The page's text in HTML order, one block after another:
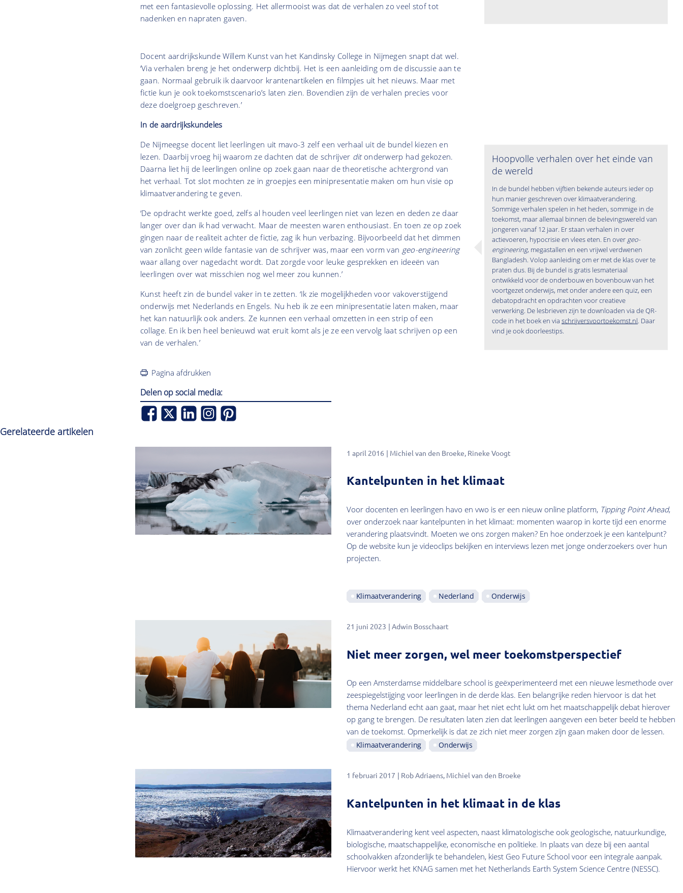
met een fantasievolle oplossing. Het allermooist was dat de verhalen zo veel stof tot
nadenken en napraten gaven.
Docent aardrijkskunde Willem Kunst van het Kandinsky College in Nijmegen snapt dat wel.
‘Via verhalen breng je het onderwerp dichtbij. Het is een aanleiding om de discussie aan te
gaan. Normaal gebruik ik daarvoor krantenartikelen en filmpjes uit het nieuws. Maar met
fictie kun je ook toekomstscenario’s laten zien. Bovendien zijn de verhalen precies voor
deze doelgroep geschreven.’
In de aardrijkskundeles
De Nijmeegse docent liet leerlingen uit mavo-3 zelf een verhaal uit de bundel kiezen en
lezen. Daarbij vroeg hij waarom ze dachten dat de schrijver ditonderwerp had gekozen.
Daarna liet hij de leerlingen online op zoek gaan naar de theoretische achtergrond van
het verhaal. Tot slot mochten ze in groepjes een minipresentatie maken om hun visie op
klimaatverandering te geven.
‘De opdracht werkte goed, zelfs al houden veel leerlingen niet van lezen en deden ze daar
langer over dan ik had verwacht. Maar de meesten waren enthousiast. En toen ze op zoek
gingen naar de realiteit achter de fictie, zag ik hun verbazing. Bijvoorbeeld dat het dimmen
van zonlicht geen wilde fantasie van de schrijver was, maar een vorm van geo-engineering
waar allang over nagedacht wordt. Dat zorgde voor leuke gesprekken en ideeën van
leerlingen over wat misschien nog wel meer zou kunnen.’
Kunst heeft zin de bundel vaker in te zetten. ‘Ik zie mogelijkheden voor vakoverstijgend
onderwijs met Nederlands en Engels. Nu heb ik ze een minipresentatie laten maken, maar
het kan natuurlijk ook anders. Ze kunnen een verhaal omzetten in een strip of een
collage. En ik ben heel benieuwd wat eruit komt als je ze een vervolg laat schrijven op een
van de verhalen.’
Hoopvolle verhalen over het einde van
de wereld
In de bundel hebben vijftien bekende auteurs ieder op
hun manier geschreven over klimaatverandering.
Sommige verhalen spelen in het heden, sommige in de
toekomst, maar allemaal binnen de belevingswereld van
jongeren vanaf 12 jaar. Er staan verhalen in over
actievoeren, hypocrisie en vlees eten. En over geo-
engineering, megastallen en een vrijwel verdwenen
Bangladesh. Volop aanleiding om er met de klas over te
praten dus. Bij de bundel is gratis lesmateriaal
ontwikkeld voor de onderbouw en bovenbouw van het
voortgezet onderwijs, met onder andere een quiz, een
debatopdracht en opdrachten voor creatieve
verwerking. De lesbrieven zijn te downloaden via de QR-
code in het boek en viaschrijversvoortoekomst.nl. Daar
vind je ook doorleestips.
Pagina afdrukken
Delen op social media:
Gerelateerde artikelen
1 april 2016 Michiel van den Broeke Rineke Voogt
Kantelpunten in het klimaat
Voor docenten en leerlingen havo en vwo is er een nieuw online platform, Tipping Point Ahead,
over onderzoek naar kantelpunten in het klimaat: momenten waarop in korte tijd een enorme
verandering plaatsvindt. Moeten we ons zorgen maken? En hoe onderzoek je een kantelpunt?
Op de website kun je videoclips bekijken en interviews lezen met jonge onderzoekers over hun
projecten.
Klimaatverandering Nederland Onderwijs
21 juni 2023 Adwin Bosschaart
Niet meer zorgen, wel meer toekomstperspectief
Op een Amsterdamse middelbare school is geëxperimenteerd met een nieuwe lesmethode over
zeespiegelstijging voor leerlingen in de derde klas. Een belangrijke reden hiervoor is dat het
thema Nederland echt aan gaat, maar het niet echt lukt om het maatschappelijk debat hierover
op gang te brengen. De resultaten laten zien dat leerlingen aangeven een beter beeld te hebben
van de toekomst. Opmerkelijk is dat ze zich niet meer zorgen zijn gaan maken door de lessen.
Klimaatverandering Onderwijs
1 februari 2017 Rob Adriaens Michiel van den Broeke
Kantelpunten in het klimaat in de klas
Klimaatverandering kent veel aspecten, naast klimatologische ook geologische, natuurkundige,
biologische, maatschappelijke, economische en politieke. In plaats van deze bij een aantal
schoolvakken afzonderlijk te behandelen, kiest Geo Future School voor een integrale aanpak.
Hiervoor werkt het KNAG samen met het Netherlands Earth System Science Centre (NESSC).